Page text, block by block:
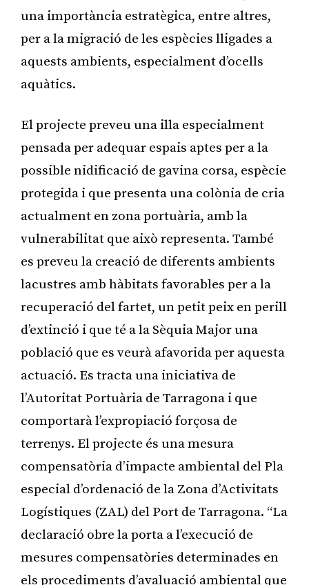
una importància estratègica, entre altres,
per a la migració de les espècies lligades a
aquests ambients, especialment d’ocells
aquàtics.
El projecte preveu una illa especialment
pensada per adequar espais aptes per a la
possible nidificació de gavina corsa, espècie
protegida i que presenta una colònia de cria
actualment en zona portuària, amb la
vulnerabilitat que això representa. També
es preveu la creació de diferents ambients
lacustres amb hàbitats favorables per a la
recuperació del fartet, un petit peix en perill
d’extinció i que té a la Sèquia Major una
població que es veurà afavorida per aquesta
actuació. Es tracta una iniciativa de
l’Autoritat Portuària de Tarragona i que
comportarà l’expropiació forçosa de
terrenys. El projecte és una mesura
compensatòria d’impacte ambiental del Pla
especial d’ordenació de la Zona d’Activitats
Logístiques (ZAL) del Port de Tarragona. “La
declaració obre la porta a l’execució de
mesures compensatòries determinades en
els procediments d’avaluació ambiental que